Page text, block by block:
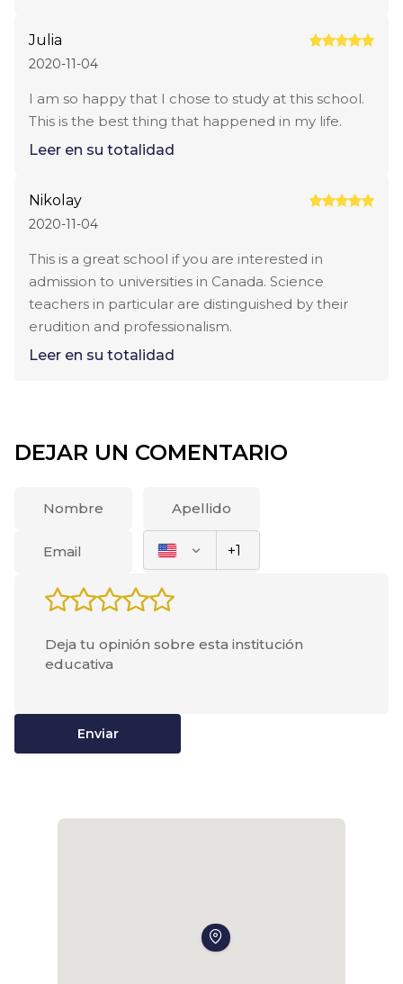
Julia
2020-11-04
I am so happy that I chose to study at this school.
This is the best thing that happened in my life.
Leer en su totalidad
Nikolay
2020-11-04
This is a great school if you are interested in
admission to universities in Canada. Science
teachers in particular are distinguished by their
erudition and professionalism.
Leer en su totalidad
DEJAR UN COMENTARIO
Enviar